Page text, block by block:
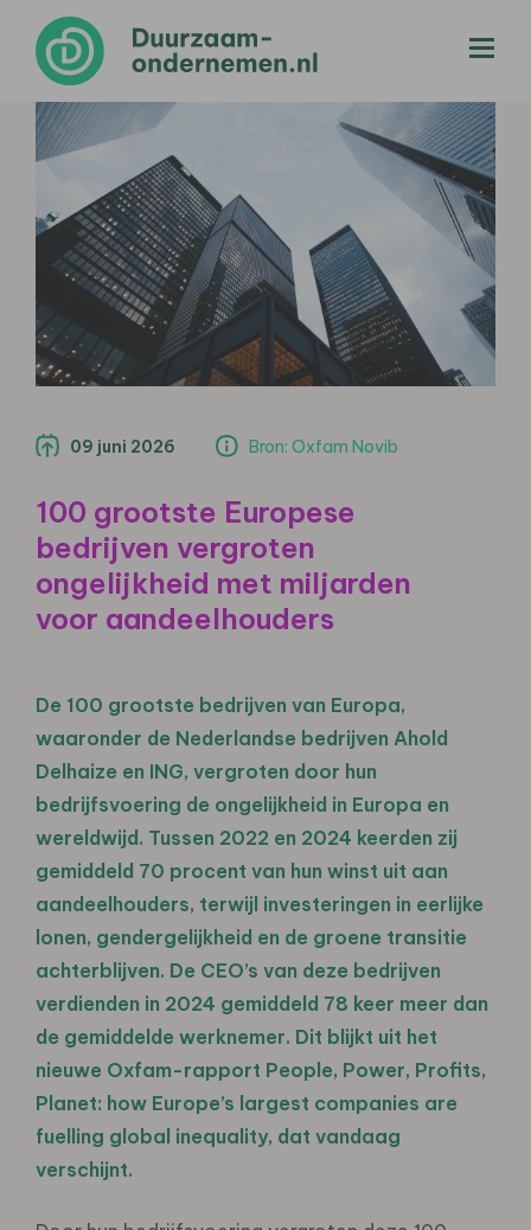
09 juni 2026 Bron: Oxfam Novib
100 grootste Europese
bedrijven vergroten
ongelijkheid met miljarden
voor aandeelhouders
De 100 grootste bedrijven van Europa,
waaronder de Nederlandse bedrijven Ahold
Delhaize en ING, vergroten door hun
bedrijfsvoering de ongelijkheid in Europa en
wereldwijd. Tussen 2022 en 2024 keerden zij
gemiddeld 70 procent van hun winst uit aan
aandeelhouders, terwijl investeringen in eerlijke
lonen, gendergelijkheid en de groene transitie
achterblijven. De CEO’s van deze bedrijven
verdienden in 2024 gemiddeld 78 keer meer dan
de gemiddelde werknemer. Dit blijkt uit het
nieuwe Oxfam-rapport People, Power, Profits,
Planet: how Europe’s largest companies are
fuelling global inequality, dat vandaag
verschijnt.